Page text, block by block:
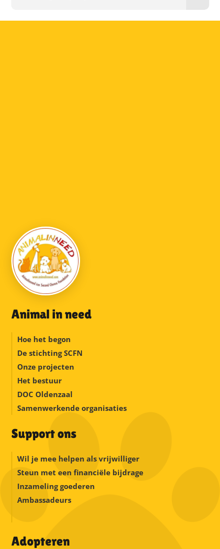
Animal in need
Hoe het begon
De stichting SCFN
Onze projecten
Het bestuur
DOC Oldenzaal
Samenwerkende organisaties
Support ons
Wil je mee helpen als vrijwilliger
Steun met een financiële bijdrage
Inzameling goederen
Ambassadeurs
Adopteren